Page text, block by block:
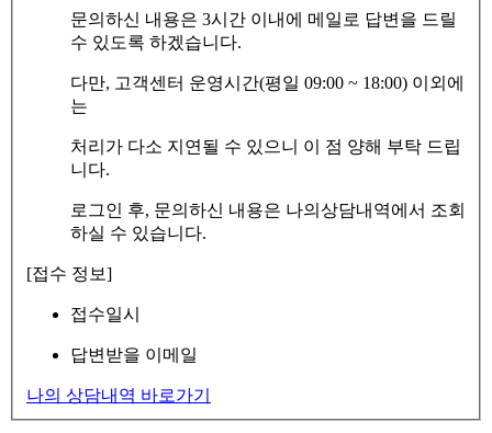
문의하신 내용은 3시간 이내에 메일로 답변을 드릴
수 있도록 하겠습니다.
다만, 고객센터 운영시간(평일 09:00 ~ 18:00) 이외에
는
처리가 다소 지연될 수 있으니 이 점 양해 부탁 드립
니다.
로그인 후, 문의하신 내용은 나의상담내역에서 조회
하실 수 있습니다.
[접수 정보]
접수일시
답변받을 이메일
나의 상담내역 바로가기